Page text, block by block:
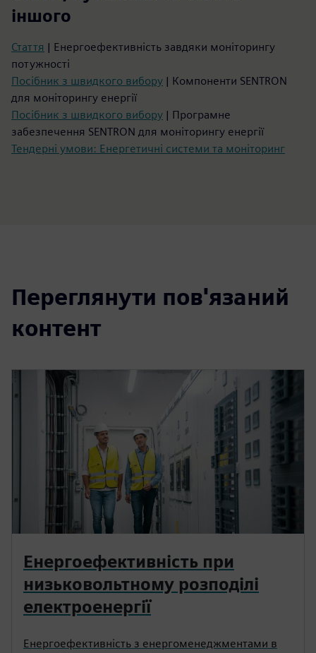
іншого
Стаття | Енергоефективність завдяки моніторингу
потужності
Посібник з швидкого вибору | Компоненти SENTRON
для моніторингу енергії
Посібник з швидкого вибору | Програмне
забезпечення SENTRON для моніторингу енергії
Тендерні умови: Енергетичні системи та моніторинг
Переглянути пов'язаний
контент
Енергоефективність при
низьковольтному розподілі
електроенергії
Енергоефективність з енергоменеджментами в